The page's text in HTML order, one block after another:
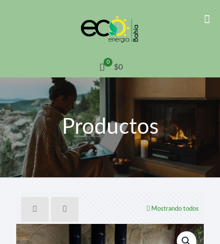
0
$0
Productos
Mostrando todos